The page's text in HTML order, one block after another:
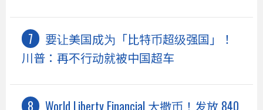
要让美国成为「比特币超级强国」！
川普：再不行动就被中国超车
World Liberty Financial 大撒币！发放 840